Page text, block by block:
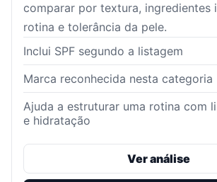
comparar por textura, ingredientes
rotina e tolerância da pele.
Inclui SPF segundo a listagem
Marca reconhecida nesta categoria
Ajuda a estruturar uma rotina com
e hidratação
Ver análise